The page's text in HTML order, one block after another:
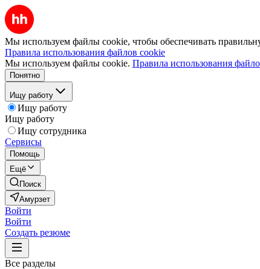
Мы используем файлы cookie, чтобы обеспечивать
Правила использования файлов cookie
Мы используем файлы cookie. Правила использования
Понятно
Ищу работу
Ищу работу
Ищу работу
Ищу сотрудника
Сервисы
Помощь
Ещё
Поиск
Амурзет
Войти
Войти
Создать резюме
Все разделы